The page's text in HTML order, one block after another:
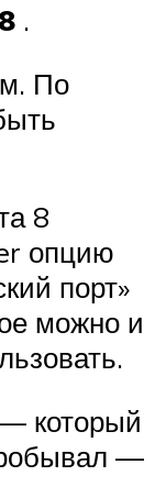
.
По
8
опцию
порт»
можно и
который
—